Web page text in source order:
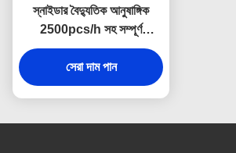
স্নাইডার বৈদ্যুতিক আনুষাঙ্গিক
2500pcs/h সহ সম্পূর্ণ
স্বয়ংক্রিয় আইসক্রিম শঙ্কু মেশিন
সেরা দাম পান